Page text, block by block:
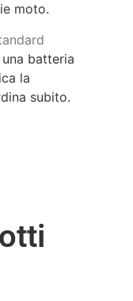
moto.
batteria
la
subito.